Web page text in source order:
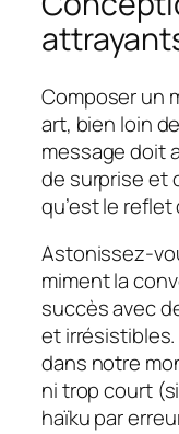
Composer un
art, bien loin
message doit
de surprise et
qu’est le
Astonissez-
miment la
succès avec
et
dans notre
ni trop court
haïku par